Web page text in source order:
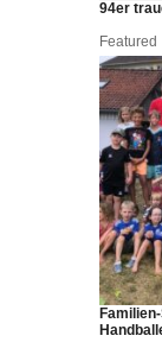
94er
Featured